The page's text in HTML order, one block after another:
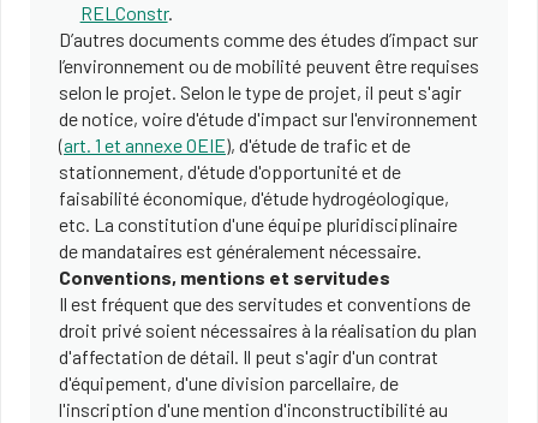
RELConstr.
D’autres documents comme des études d’impact sur
l’environnement ou de mobilité peuvent être requises
selon le projet. Selon le type de projet, il peut s'agir
de notice, voire d'étude d'impact sur l'environnement
(art. 1 et annexe OEIE), d'étude de trafic et de
stationnement, d'étude d'opportunité et de
faisabilité économique, d'étude hydrogéologique,
etc. La constitution d'une équipe pluridisciplinaire
de mandataires est généralement nécessaire.
Conventions, mentions et servitudes
Il est fréquent que des servitudes et conventions de
droit privé soient nécessaires à la réalisation du plan
d'affectation de détail. Il peut s'agir d'un contrat
d'équipement, d'une division parcellaire, de
l'inscription d'une mention d'inconstructibilité au